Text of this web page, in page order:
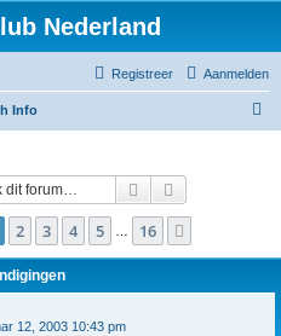
Nederland
Aanmelden
Registreer
Info
Zoek
van 16
2 3 4 5 16
12, 2003 10:43 pm